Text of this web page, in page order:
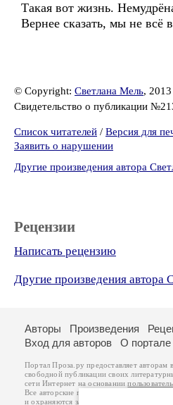
Такая вот жизнь.
Вернее сказать, мы не всё
© Copyright: Светлана Мель, 2013
Свидетельство о публикации
Список читателей / Версия для
Заявить о нарушении
Другие произведения автора
Рецензии
Написать рецензию
Другие произведения автора
Авторы Произведения
Вход для авторов
О портале
Портал Проза.ру предоставляет авторам
свободной публикации своих
сети Интернет на основании
Все авторские права на произведения
и охраняются законом . Перепечатка